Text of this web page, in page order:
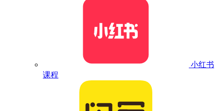
小红书
课程